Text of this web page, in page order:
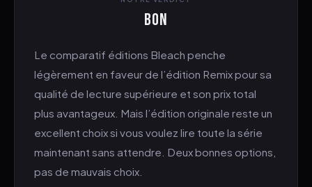
Bon
Le comparatif éditions Bleach penche
légèrement en faveur de l’édition Remix pour sa
qualité de lecture supérieure et son prix total
plus avantageux. Mais l’édition originale reste un
excellent choix si vous voulez lire toute la série
maintenant sans attendre. Deux bonnes options,
pas de mauvais choix.